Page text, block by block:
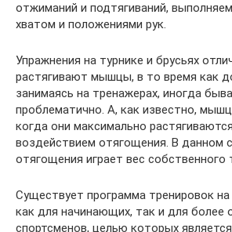
отжиманий и подтягиваний,
хватом и положениями рук.
Упражнения на турнике и брусьях
растягивают мышцы, в то время как
занимаясь на тренажерах, иногда
проблематично. А, как известно,
когда они максимально
воздействием отягощения. В данном
отягощения играет вес собственного
Существует программа тренировок на
как для начинающих, так и для более
спортсменов, целью которых